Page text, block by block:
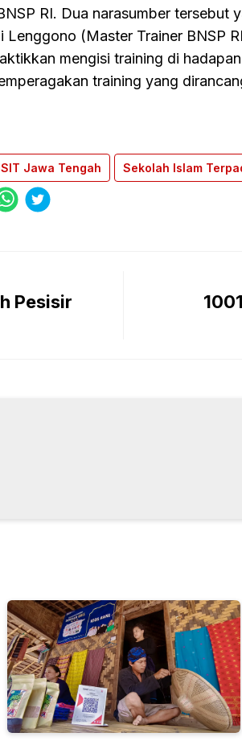
RI. Dua narasumber tersebut
Lenggono (Master Trainer BNSP
mengisi training di
training yang
Jawa Tengah Sekolah Islam
Pesisir